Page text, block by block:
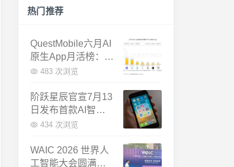
热门推荐
QuestMobile六月AI
原生App月活榜：豆
包3.8亿断层第一，
倍
483 次浏览
阶跃星辰官宣7月13
日发布首款AI智能
体终端：大模型公
434 次浏览
WAIC 2026 世界人
工智能大会圆满闭